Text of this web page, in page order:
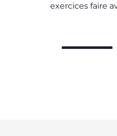
exercices faire